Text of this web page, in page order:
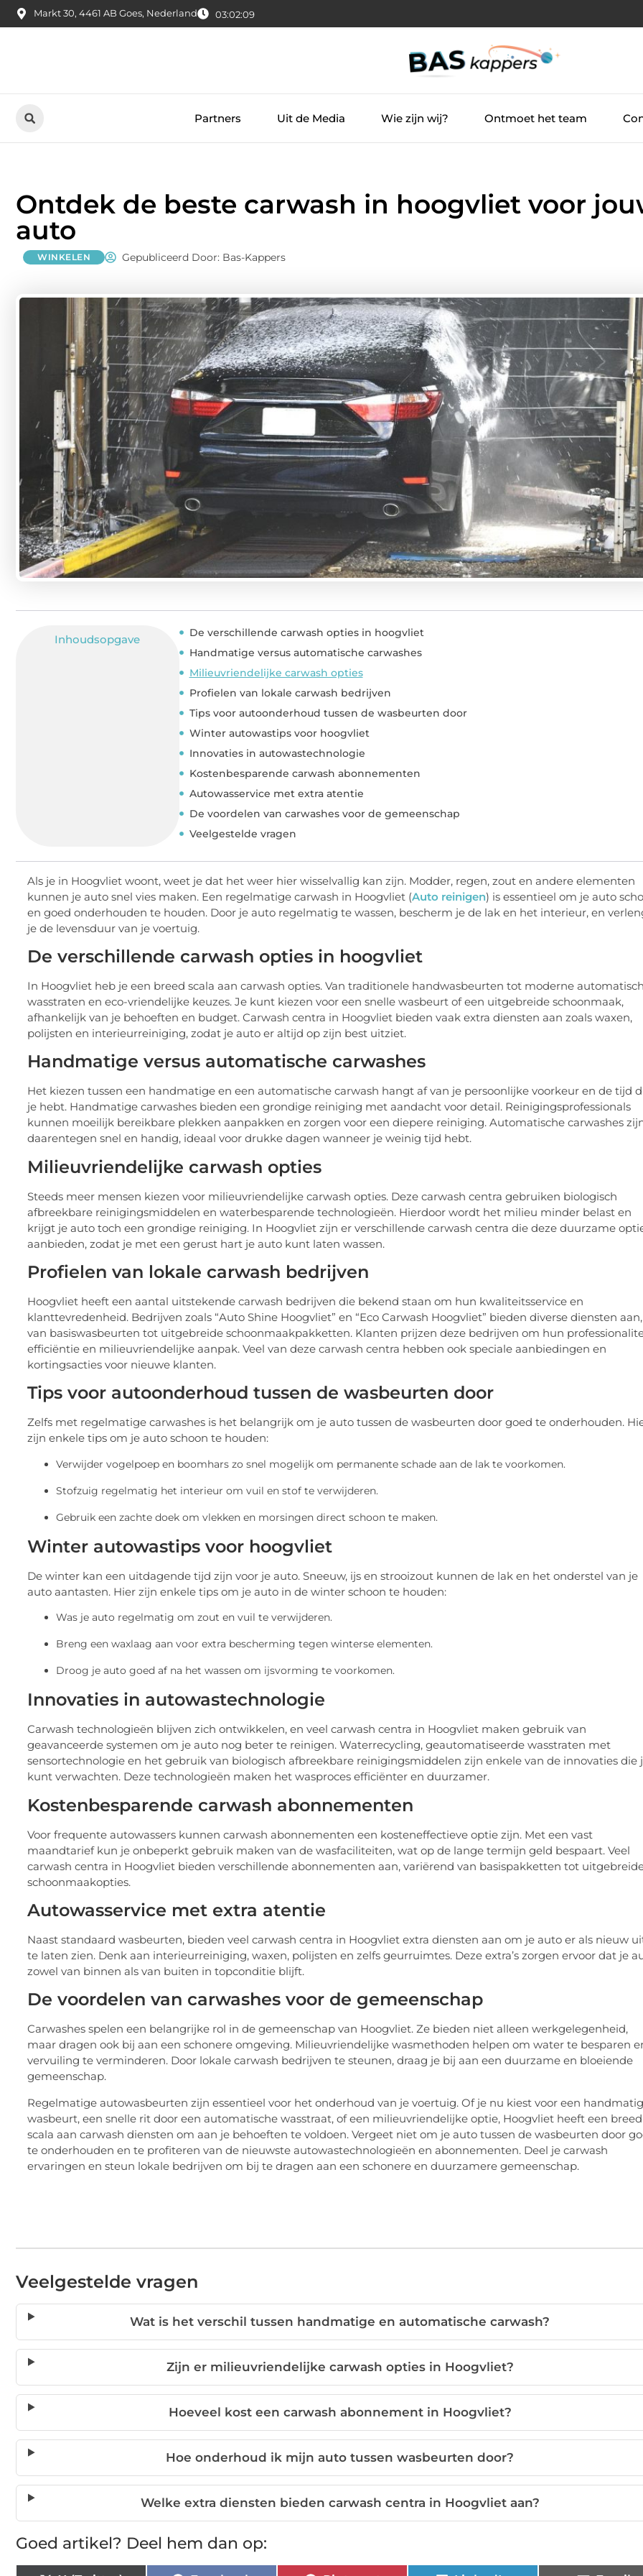
Markt 30, 4461 AB Goes, Nederland 03:02:10
Partners Uit de Media Wie zijn wij? Ontmoet het team
Ontdek de beste carwash in hoogvliet voor
auto
WINKELEN Gepubliceerd Door: Bas-Kappers
Inhoudsopgave
De verschillende carwash opties in hoogvliet
Handmatige versus automatische carwashes
Milieuvriendelijke carwash opties
Profielen van lokale carwash bedrijven
Tips voor autoonderhoud tussen de wasbeurten door
Winter autowastips voor hoogvliet
Innovaties in autowastechnologie
Kostenbesparende carwash abonnementen
Autowasservice met extra atentie
De voordelen van carwashes voor de gemeenschap
Veelgestelde vragen
Als je in Hoogvliet woont, weet je dat het weer hier wisselvallig kan zijn. Modder, regen, zout en andere elementen
kunnen je auto snel vies maken. Een regelmatige carwash in Hoogvliet (Auto reinigen) is essentieel om je auto
en goed onderhouden te houden. Door je auto regelmatig te wassen, bescherm je de lak en het interieur, en
je de levensduur van je voertuig.
De verschillende carwash opties in hoogvliet
In Hoogvliet heb je een breed scala aan carwash opties. Van traditionele handwasbeurten tot moderne
wasstraten en eco-vriendelijke keuzes. Je kunt kiezen voor een snelle wasbeurt of een uitgebreide schoonmaak,
afhankelijk van je behoeften en budget. Carwash centra in Hoogvliet bieden vaak extra diensten aan zoals waxen,
polijsten en interieurreiniging, zodat je auto er altijd op zijn best uitziet.
Handmatige versus automatische carwashes
Het kiezen tussen een handmatige en een automatische carwash hangt af van je persoonlijke voorkeur en de tijd
je hebt. Handmatige carwashes bieden een grondige reiniging met aandacht voor detail. Reinigingsprofessionals
kunnen moeilijk bereikbare plekken aanpakken en zorgen voor een diepere reiniging. Automatische carwashes
daarentegen snel en handig, ideaal voor drukke dagen wanneer je weinig tijd hebt.
Milieuvriendelijke carwash opties
Steeds meer mensen kiezen voor milieuvriendelijke carwash opties. Deze carwash centra gebruiken biologisch
afbreekbare reinigingsmiddelen en waterbesparende technologieën. Hierdoor wordt het milieu minder belast en
krijgt je auto toch een grondige reiniging. In Hoogvliet zijn er verschillende carwash centra die deze duurzame
aanbieden, zodat je met een gerust hart je auto kunt laten wassen.
Profielen van lokale carwash bedrijven
Hoogvliet heeft een aantal uitstekende carwash bedrijven die bekend staan om hun kwaliteitsservice en
klanttevredenheid. Bedrijven zoals “Auto Shine Hoogvliet” en “Eco Carwash Hoogvliet” bieden diverse diensten aan,
van basiswasbeurten tot uitgebreide schoonmaakpakketten. Klanten prijzen deze bedrijven om hun
efficiëntie en milieuvriendelijke aanpak. Veel van deze carwash centra hebben ook speciale aanbiedingen en
kortingsacties voor nieuwe klanten.
Tips voor autoonderhoud tussen de wasbeurten door
Zelfs met regelmatige carwashes is het belangrijk om je auto tussen de wasbeurten door goed te onderhouden.
zijn enkele tips om je auto schoon te houden:
Verwijder vogelpoep en boomhars zo snel mogelijk om permanente schade aan de lak te voorkomen.
Stofzuig regelmatig het interieur om vuil en stof te verwijderen.
Gebruik een zachte doek om vlekken en morsingen direct schoon te maken.
Winter autowastips voor hoogvliet
De winter kan een uitdagende tijd zijn voor je auto. Sneeuw, ijs en strooizout kunnen de lak en het onderstel van je
auto aantasten. Hier zijn enkele tips om je auto in de winter schoon te houden:
Was je auto regelmatig om zout en vuil te verwijderen.
Breng een waxlaag aan voor extra bescherming tegen winterse elementen.
Droog je auto goed af na het wassen om ijsvorming te voorkomen.
Innovaties in autowastechnologie
Carwash technologieën blijven zich ontwikkelen, en veel carwash centra in Hoogvliet maken gebruik van
geavanceerde systemen om je auto nog beter te reinigen. Waterrecycling, geautomatiseerde wasstraten met
sensortechnologie en het gebruik van biologisch afbreekbare reinigingsmiddelen zijn enkele van de innovaties die
kunt verwachten. Deze technologieën maken het wasproces efficiënter en duurzamer.
Kostenbesparende carwash abonnementen
Voor frequente autowassers kunnen carwash abonnementen een kosteneffectieve optie zijn. Met een vast
maandtarief kun je onbeperkt gebruik maken van de wasfaciliteiten, wat op de lange termijn geld bespaart. Veel
carwash centra in Hoogvliet bieden verschillende abonnementen aan, variërend van basispakketten tot
schoonmaakopties.
Autowasservice met extra atentie
Naast standaard wasbeurten, bieden veel carwash centra in Hoogvliet extra diensten aan om je auto er als nieuw
te laten zien. Denk aan interieurreiniging, waxen, polijsten en zelfs geurruimtes. Deze extra’s zorgen ervoor dat je
zowel van binnen als van buiten in topconditie blijft.
De voordelen van carwashes voor de gemeenschap
Carwashes spelen een belangrijke rol in de gemeenschap van Hoogvliet. Ze bieden niet alleen werkgelegenheid,
maar dragen ook bij aan een schonere omgeving. Milieuvriendelijke wasmethoden helpen om water te besparen
vervuiling te verminderen. Door lokale carwash bedrijven te steunen, draag je bij aan een duurzame en bloeiende
gemeenschap.
Regelmatige autowasbeurten zijn essentieel voor het onderhoud van je voertuig. Of je nu kiest voor een
wasbeurt, een snelle rit door een automatische wasstraat, of een milieuvriendelijke optie, Hoogvliet heeft een breed
scala aan carwash diensten om aan je behoeften te voldoen. Vergeet niet om je auto tussen de wasbeurten door
te onderhouden en te profiteren van de nieuwste autowastechnologieën en abonnementen. Deel je carwash
ervaringen en steun lokale bedrijven om bij te dragen aan een schonere en duurzamere gemeenschap.
Veelgestelde vragen
Wat is het verschil tussen handmatige en automatische carwash?
Zijn er milieuvriendelijke carwash opties in Hoogvliet?
Hoeveel kost een carwash abonnement in Hoogvliet?
Hoe onderhoud ik mijn auto tussen wasbeurten door?
Welke extra diensten bieden carwash centra in Hoogvliet aan?
Goed artikel? Deel hem dan op: